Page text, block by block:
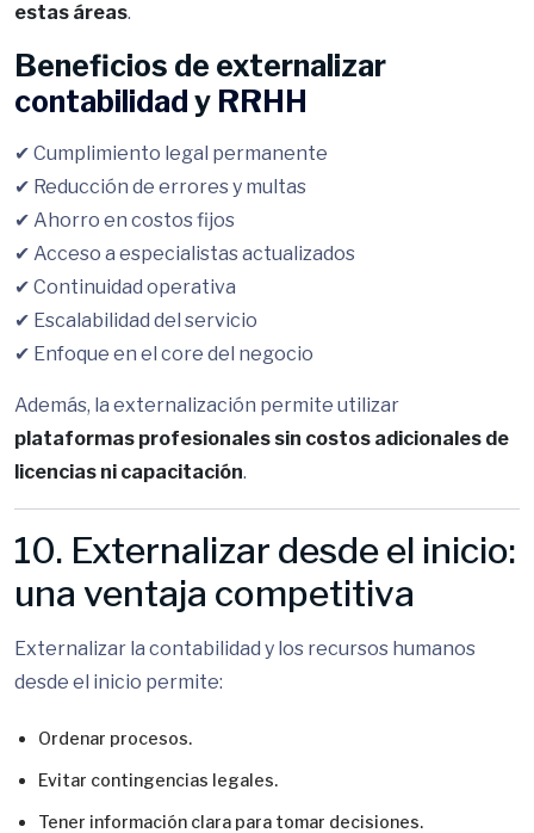
estas áreas.
Beneficios de externalizar
contabilidad y RRHH
✔ Cumplimiento legal permanente
✔ Reducción de errores y multas
✔ Ahorro en costos fijos
✔ Acceso a especialistas actualizados
✔ Continuidad operativa
✔ Escalabilidad del servicio
✔ Enfoque en el core del negocio
Además, la externalización permite utilizar
plataformas profesionales sin costos adicionales de
licencias ni capacitación.
10. Externalizar desde el inicio:
una ventaja competitiva
Externalizar la contabilidad y los recursos humanos
desde el inicio permite:
Ordenar procesos.
Evitar contingencias legales.
Tener información clara para tomar decisiones.